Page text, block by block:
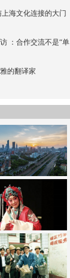
海文化连接的大门
：合作交流不是“单
的翻译家